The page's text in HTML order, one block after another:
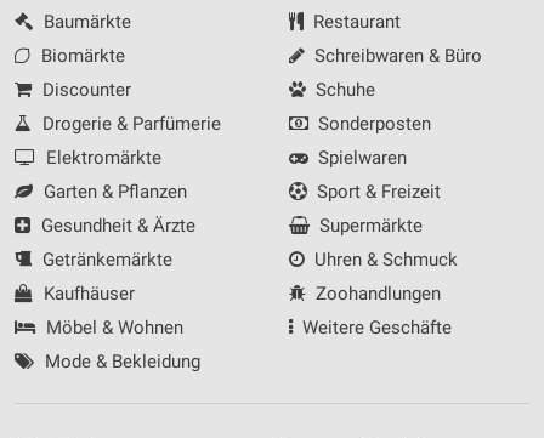
Baumärkte
Biomärkte
Discounter
Drogerie & Parfümerie
Elektromärkte
Garten & Pflanzen
Gesundheit & Ärzte
Getränkemärkte
Kaufhäuser
Möbel & Wohnen
Mode & Bekleidung
Restaurant
Schreibwaren & Büro
Schuhe
Sonderposten
Spielwaren
Sport & Freizeit
Supermärkte
Uhren & Schmuck
Zoohandlungen
Weitere Geschäfte